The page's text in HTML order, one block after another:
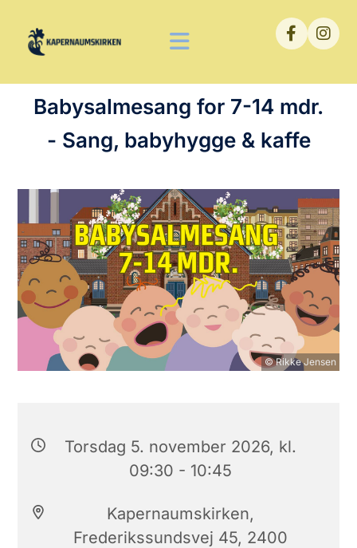
Babysalmesang for 7-14 mdr.
- Sang, babyhygge & kaffe
© Rikke Jensen
Torsdag 5. november 2026, kl.
09:30 - 10:45
Kapernaumskirken,
Frederikssundsvej 45, 2400